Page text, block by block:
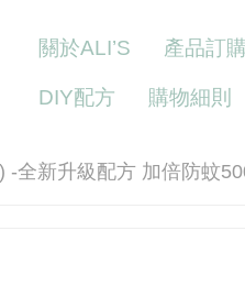
關於ALI’S 產品訂購
DIY配方 購物細則
全新升級配方 加倍防蚊